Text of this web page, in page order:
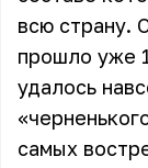
всю страну.
прошло уже
удалось
самых